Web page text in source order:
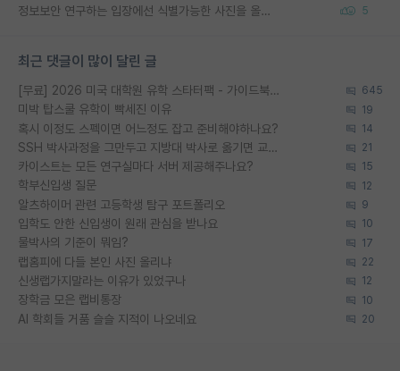
정보보안 연구하는 입장에선 식별가능한 사진을 올리는건 비추이긴함 5
최근 댓글이 많이 달린 글
[무료] 2026 미국 대학원 유학 스타터팩 - 가이드북 & 합격자 컨택메일 템플릿 645
미박 탑스쿨 유학이 빡세진 이유 19
혹시 이정도 스펙이면 어느정도 잡고 준비해야하나요? 14
SSH 박사과정을 그만두고 지방대 박사로 옮기면 교수의 꿈은 끝일까요? 21
카이스트는 모든 연구실마다 서버 제공해주나요? 15
학부신입생 질문 12
알츠하이머 관련 고등학생 탐구 포트폴리오 9
입학도 안한 신입생이 원래 관심을 받나요 10
물박사의 기준이 뭐임? 17
랩홈피에 다들 본인 사진 올리냐 22
신생랩가지말라는 이유가 있었구나 12
장학금 모은 랩비통장 10
AI 학회들 거품 슬슬 지적이 나오네요 20